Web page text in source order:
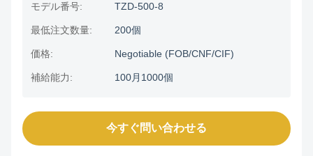
モデル番号: TZD-500-8
最低注文数量: 200個
価格: Negotiable (FOB/CNF/CIF)
補給能力: 100月1000個
今すぐ問い合わせる